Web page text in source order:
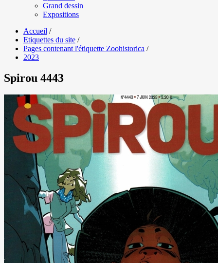
Grand dessin
Expositions
Accueil /
Etiquettes du site /
Pages contenant l'étiquette Zoohistorica /
2023
Spirou 4443